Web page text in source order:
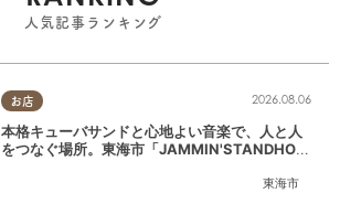
人気記事ランキング
お店
東海市
2026.08.06
本格キューバサンドと心地よい音楽で、人と人
をつなぐ場所。東海市「JAMMIN'STANDHOU